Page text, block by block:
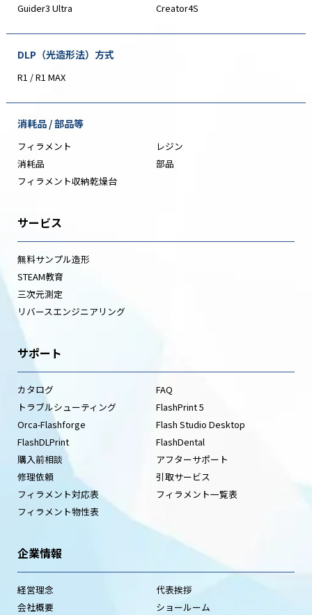
Guider3 Ultra
Creator4S
DLP（光造形法）方式
R1 / R1 MAX
消耗品 / 部品等
フィラメント
レジン
消耗品
部品
フィラメント収納乾燥台
サービス
無料サンプル造形
STEAM教育
三次元測定
リバースエンジニアリング
サポート
カタログ
FAQ
トラブルシューティング
FlashPrint 5
Orca-Flashforge
Flash Studio Desktop
FlashDLPrint
FlashDental
購入前相談
アフターサポート
修理依頼
引取サービス
フィラメント対応表
フィラメント一覧表
フィラメント物性表
企業情報
経営理念
代表挨拶
会社概要
ショールーム